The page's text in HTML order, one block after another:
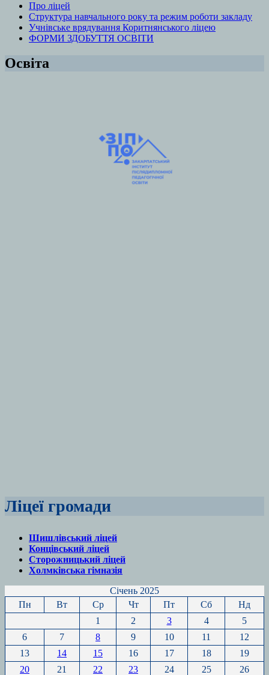
Про ліцей
Структура навчального року та режим роботи закладу
Учнівське врядування Коритнянського ліцею
ФОРМИ ЗДОБУТТЯ ОСВІТИ
Освіта
Ліцеї громади
Шишлівський ліцей
Концівський ліцей
Сторожницький ліцей
Холмківська гімназія
Січень 2025
Пн
Вт Ср Чт Пт Сб
Нд
1
2 3 4
5
6
7 8 9 10 11
12
13
14 15 16 17 18
19
20
21 22 23 24 25
26